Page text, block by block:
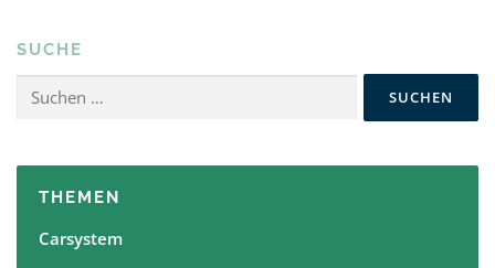
SUCHE
nach:
THEMEN
Carsystem